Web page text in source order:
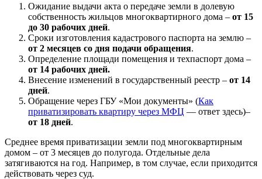
Ожидание выдачи акта о передаче земли в долевую
собственность жильцов многоквартирного дома – от 15
до 30 рабочих дней.
Сроки изготовления кадастрового паспорта на землю –
от 2 месяцев со дня подачи обращения.
Определение площади помещения и техпаспорт дома –
от 14 рабочих дней.
Внесение изменений в государственный реестр – от 14
дней.
Обращение через ГБУ «Мои документы» (Как
приватизировать квартиру через МФЦ — ответ здесь)–
от 18 дней.
Среднее время приватизации земли под многоквартирным
домом – от 3 месяцев до полугода. Отдельные дела
затягиваются на год. Например, в том случае, если приходится
действовать через суд.